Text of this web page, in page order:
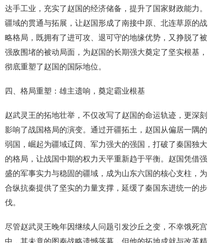
达手工业，充实了赵国的经济储备，提升了国家财政能力。
疆域的贯通与拓展，让赵国形成了南接中原、北连草原的战
略格局，既拥有了进可攻、退可守的地缘优势，又挣脱了被
强敌围堵的被动局面，为赵国的长期强大奠定了坚实根基，
彻底重塑了赵国的国际地位。
四、格局重塑：雄主遗响，奠定霸业根基
赵武灵王的拓地壮举，不仅改写了赵国的命运轨迹，更深刻
影响了战国格局的演变。通过开疆拓土，赵国从偏居一隅的
弱国，崛起为疆域辽阔、军力强大的强国，打破了秦国独大
的格局，让战国中期的权力天平重新趋于平衡。赵国凭借强
盛的军事实力与稳固的疆域，成为山东六国的核心支柱，为
合纵抗秦提供了坚实的力量支撑，延缓了秦国东进统一的步
伐。
尽管赵武灵王晚年因继续人问题引发沙丘之变，不幸饿死宫
中，其未竟的图秦战略遗憾落幕，但他的拓地成就与改革精